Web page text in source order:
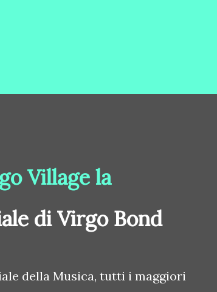
Village la
di Virgo Bond
della Musica, tutti i maggiori